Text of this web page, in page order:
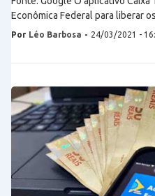
Econômica Federal para liberar
Por Léo Barbosa - 24/03/2021 -